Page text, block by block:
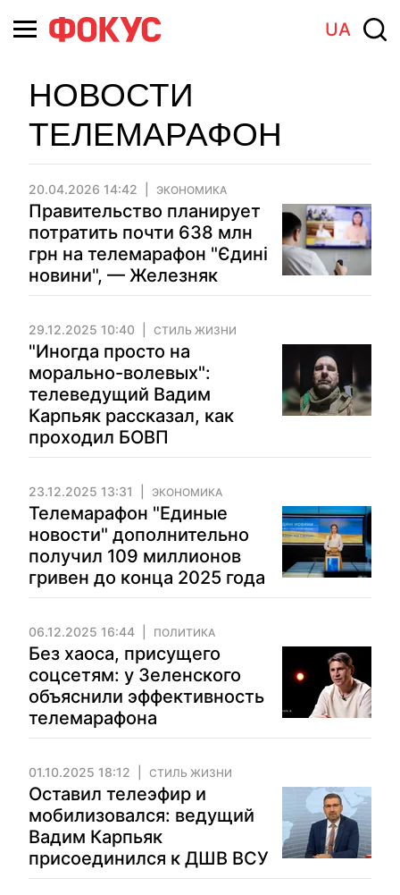
UA
НОВОСТИ
ТЕЛЕМАРАФОН
20.04.2026 14:42 ЭКОНОМИКА
Правительство планирует
потратить почти 638 млн
грн на телемарафон "Єдині
новини", — Железняк
29.12.2025 10:40 СТИЛЬ ЖИЗНИ
"Иногда просто на
морально-волевых":
телеведущий Вадим
Карпьяк рассказал, как
проходил БОВП
23.12.2025 13:31 ЭКОНОМИКА
Телемарафон "Единые
новости" дополнительно
получил 109 миллионов
гривен до конца 2025 года
06.12.2025 16:44 ПОЛИТИКА
Без хаоса, присущего
соцсетям: у Зеленского
объяснили эффективность
телемарафона
01.10.2025 18:12 СТИЛЬ ЖИЗНИ
Оставил телеэфир и
мобилизовался: ведущий
Вадим Карпьяк
присоединился к ДШВ ВСУ